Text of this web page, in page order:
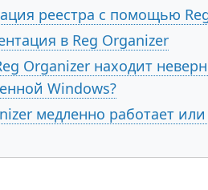
реестра с помощью
в Reg Organizer
Organizer находит
Windows?
медленно работает